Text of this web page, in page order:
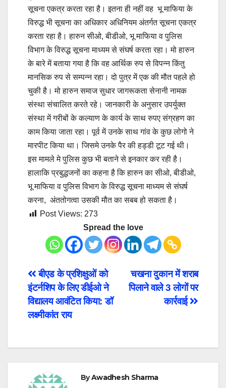
सूचना एकत्र करता रहा है। इतना ही नहीं वह भू माफिया के
विरुद्ध भी सूचना का अधिकार अधिनियम अंतर्गत सूचना एकत्र
करता रहा है। हारुन सीओ, बीडीओ, भू माफिया व पुलिस
विभाग के विरुद्ध सूचना माध्यम से संघर्ष करता रहा। मो हारुन
के बारे में बताया गया है कि वह आर्थिक रुप से विपन्न किंतु
मानसिक रुप से सम्पन्न रहा। दो पुत्र में एक की मौत पहले हो
चुकी है। मो हारुन समाज सुधार जागरूकता सेनानी नामक
संस्था संचालित करते रहे। जानकारी के अनुसार उपर्युक्त
संस्था में गरीबों के कल्याण के कार्य के साथ रुपए संग्रहण का
काम किया जाता रहा। पूर्व में उनके साथ गांव के कुछ लोगो ने
मारपीट किया था। जिसमे उनके पैर की हड्डी टूट गई थी।
इस मामले मे पुलिस कुछ भी बताने से इनकार कर रही है।
हालाकि प्रबुद्धजनों का कहना है कि हारुन का सीओ, बीडीओ,
भू माफिया व पुलिस विभाग के विरुद्ध सूचना माध्यम से संघर्ष
करना, अंततोगत्वा उसकी मौत का सबब हो सकता है।
Post Views: 273
Spread the love
Post
navigation
चखना दुकान में शराब
पिलाने वाले 3 लोगों पर
कार्रवाई
बीएड के प्रशिक्षुओं को
इंटर्नशिप के लिए डीईओ ने
विद्यालय आवंटित किया: डॉ
लक्ष्मीकांत राय
ByAwadhesh Sharma